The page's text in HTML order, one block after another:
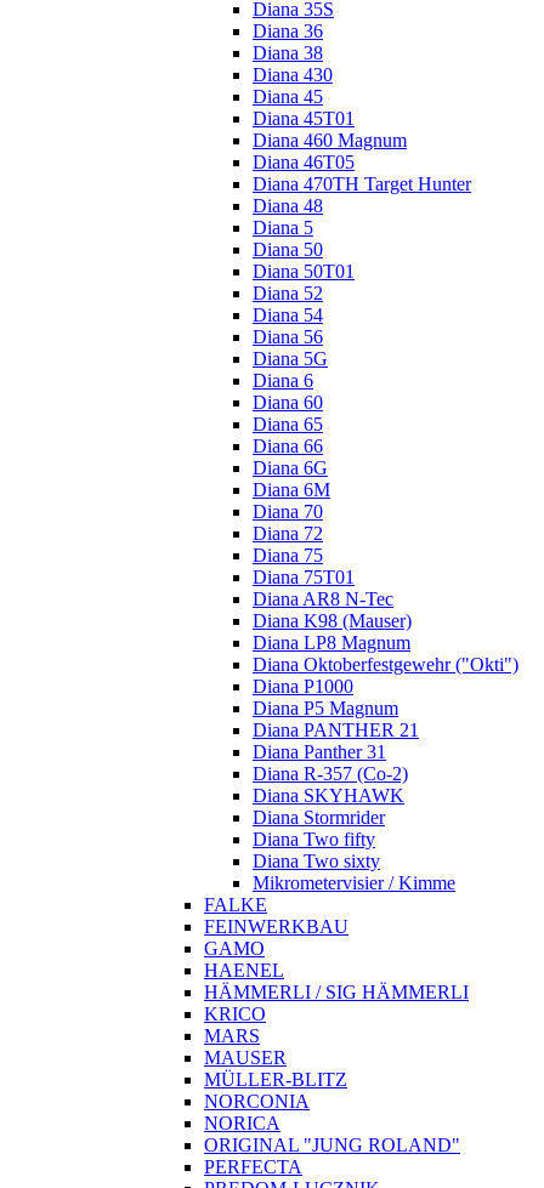
Diana 35S
Diana 36
Diana 38
Diana 430
Diana 45
Diana 45T01
Diana 460 Magnum
Diana 46T05
Diana 470TH Target Hunter
Diana 48
Diana 5
Diana 50
Diana 50T01
Diana 52
Diana 54
Diana 56
Diana 5G
Diana 6
Diana 60
Diana 65
Diana 66
Diana 6G
Diana 6M
Diana 70
Diana 72
Diana 75
Diana 75T01
Diana AR8 N-Tec
Diana K98 (Mauser)
Diana LP8 Magnum
Diana Oktoberfestgewehr ("Okti")
Diana P1000
Diana P5 Magnum
Diana PANTHER 21
Diana Panther 31
Diana R-357 (Co-2)
Diana SKYHAWK
Diana Stormrider
Diana Two fifty
Diana Two sixty
Mikrometervisier / Kimme
FALKE
FEINWERKBAU
GAMO
HAENEL
HÄMMERLI / SIG HÄMMERLI
KRICO
MARS
MAUSER
MÜLLER-BLITZ
NORCONIA
NORICA
ORIGINAL "JUNG ROLAND"
PERFECTA